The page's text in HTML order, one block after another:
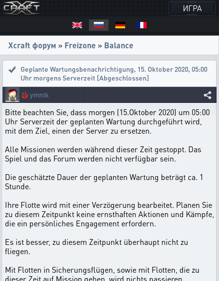
ИГРА
Xcraft форум » Freizone » Balance
Geplante Wartungsbenachrichtigung, 15. Oktober 2020, 05:00
Uhr morgens Serverzeit [Abgeschlossen]
🐞 ymnik
Bitte beachten Sie, dass morgen (15.Oktober 2020) um 05:00
Uhr Serverzeit der geplanten Wartung durchgeführt wird,
mit dem Ziel, einen der Server zu ersetzen.
Alle Missionen werden während dieser Zeit gestoppt. Das
Spiel und das Forum werden nicht verfügbar sein.
Die geschätzte Dauer der geplanten Wartung beträgt ca. 1
Stunde.
Ihre Flotte wird mit einer Verzögerung bearbeitet. Planen Sie
zu diesem Zeitpunkt keine ernsthaften Aktionen und Kämpfe,
die ein persönliches Engagement erfordern.
Es ist besser, zu diesem Zeitpunkt überhaupt nicht zu
fliegen.
Mit Flotten in Sicherungsflügen, sowie mit Flotten, die zu
dieser Zeit auf Mission gehen, wird nichts passieren.